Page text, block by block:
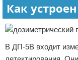
Как
В ДП-5В входит